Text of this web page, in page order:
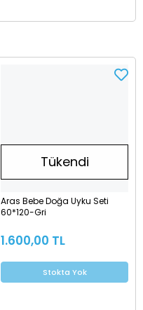
Tükendi
Aras Bebe Doğa Uyku Seti
60*120-Gri
1.600,00 TL
Stokta Yok